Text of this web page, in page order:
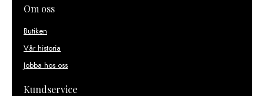
Om oss
Butiken
Vår historia
Jobba hos oss
Kundservice